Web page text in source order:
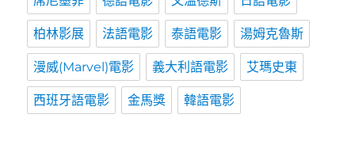
柏林影展 法語電影 泰語電影 湯姆克魯斯
漫威(Marvel)電影 義大利語電影 艾瑪史東
西班牙語電影 金馬獎 韓語電影